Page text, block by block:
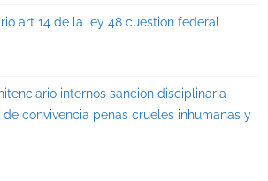
art 14 de la ley 48 cuestion federal
internos sancion disciplinaria
convivencia penas crueles inhumanas y